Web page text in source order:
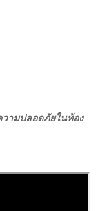
ามปลอดภัยในท้อง